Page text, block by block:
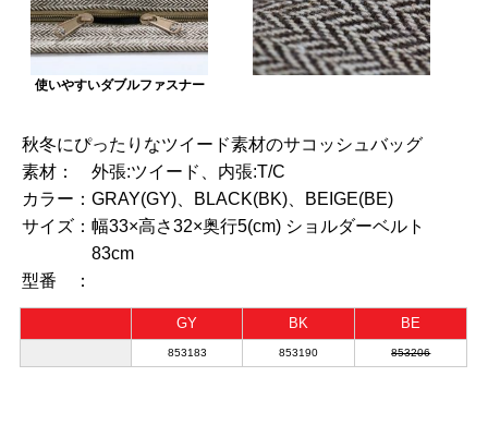
使いやすいダブルファスナー
秋冬にぴったりなツイード素材のサコッシュバッグ
素材：
外張:ツイード、内張:T/C
カラー： GRAY(GY)、BLACK(BK)、BEIGE(BE)
サイズ： 幅33×高さ32×奥行5(cm) ショルダーベルト
83cm
型番 ：
GY BK BE
853183 853190 853206